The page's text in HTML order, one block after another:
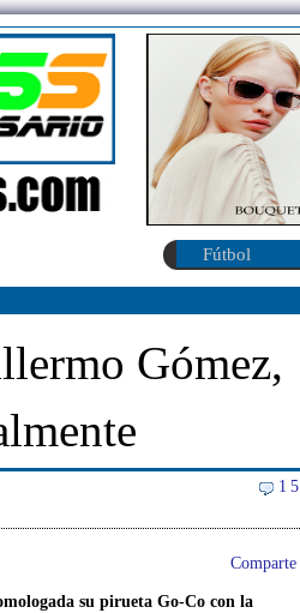
Fútbol
Gómez,
15
Comparte
su pirueta Go-Co con la